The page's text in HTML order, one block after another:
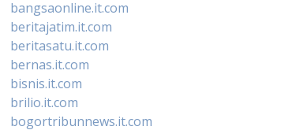
bangsaonline.it.com
beritajatim.it.com
beritasatu.it.com
bernas.it.com
bisnis.it.com
brilio.it.com
bogortribunnews.it.com